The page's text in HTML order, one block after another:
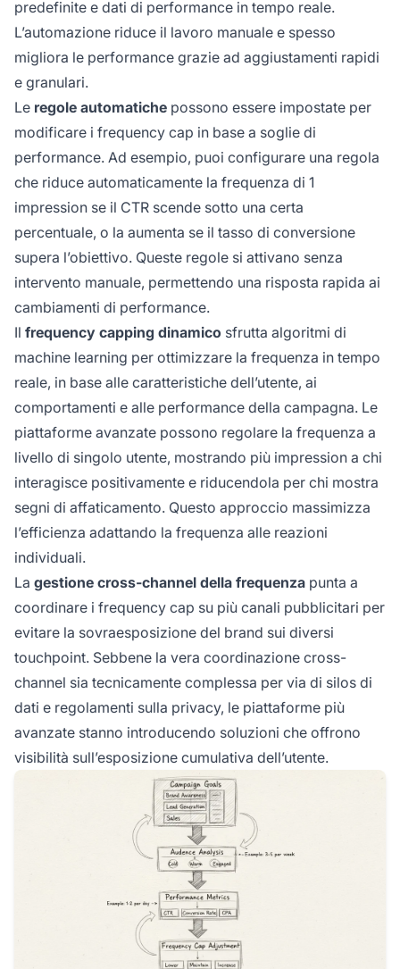
predefinite e dati di performance in tempo reale.
L’automazione riduce il lavoro manuale e spesso
migliora le performance grazie ad aggiustamenti rapidi
e granulari.
Le regole automatiche possono essere impostate per
modificare i frequency cap in base a soglie di
performance. Ad esempio, puoi configurare una regola
che riduce automaticamente la frequenza di 1
impression se il CTR scende sotto una certa
percentuale, o la aumenta se il tasso di conversione
supera l’obiettivo. Queste regole si attivano senza
intervento manuale, permettendo una risposta rapida ai
cambiamenti di performance.
Il frequency capping dinamico sfrutta algoritmi di
machine learning per ottimizzare la frequenza in tempo
reale, in base alle caratteristiche dell’utente, ai
comportamenti e alle performance della campagna. Le
piattaforme avanzate possono regolare la frequenza a
livello di singolo utente, mostrando più impression a chi
interagisce positivamente e riducendola per chi mostra
segni di affaticamento. Questo approccio massimizza
l’efficienza adattando la frequenza alle reazioni
individuali.
La gestione cross-channel della frequenza punta a
coordinare i frequency cap su più canali pubblicitari per
evitare la sovraesposizione del brand sui diversi
touchpoint. Sebbene la vera coordinazione cross-
channel sia tecnicamente complessa per via di silos di
dati e regolamenti sulla privacy, le piattaforme più
avanzate stanno introducendo soluzioni che offrono
visibilità sull’esposizione cumulativa dell’utente.